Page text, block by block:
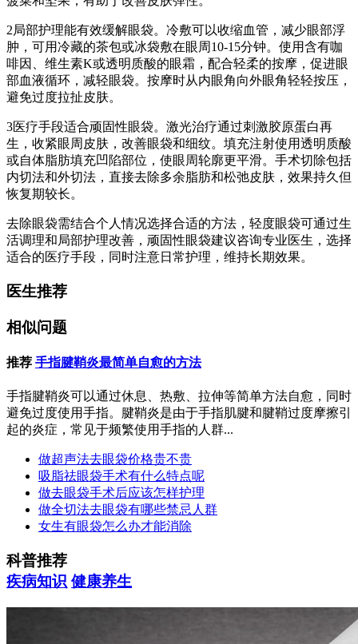
2局部护理能有效缓解眼袋。冷敷可以收缩血管，减少眼部浮
肿，可用冷藏的茶包或冰袋敷在眼周10-15分钟。使用含有咖
啡因、维生素K或透明质酸的眼霜，配合轻柔的按摩，促进眼
部血液循环，减轻眼袋。按摩时从内眼角向外眼角轻轻按压，
避免过度拉扯皮肤。
3医疗手段适合顽固性眼袋。激光治疗通过刺激胶原蛋白再
生，收紧眼周皮肤，改善眼袋和细纹。填充注射使用透明质酸
或自体脂肪填充凹陷部位，使眼周轮廓更平滑。手术切除包括
内切法和外切法，直接去除多余脂肪和松弛皮肤，效果持久但
恢复期较长。
去除眼袋需结合个人情况选择合适的方法，轻度眼袋可通过生
活调理和局部护理改善，顽固性眼袋建议咨询专业医生，选择
适合的医疗手段，同时注意日常护理，维持长期效果。
医生推荐
相似问题
推荐 手指腱鞘炎最简单自愈的方法
手指腱鞘炎可以通过休息、热敷、拉伸等简单方法自愈，同时
避免过度使用手指。腱鞘炎是由于手指肌腱和腱鞘过度摩擦引
起的炎症，常见于频繁使用手指的人群...
做超声法去眼袋价格贵不贵
吸脂祛眼袋手术有什么特点呢
做去眼袋手术后应该怎样护理
做全切法去眼袋有哪些禁忌人群
女生有眼袋怎么办才能消除
科普推荐
疾病知识 健康养生